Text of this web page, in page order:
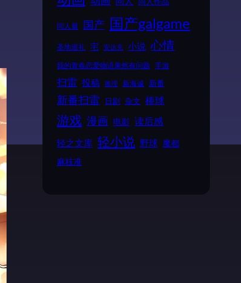
同人展 国产 国产galgame
圣地巡礼 宅 安达充 小说 心情
我的青春恋爱物语果然有问题 手游
扫雷 投稿 推理 新海诚 新番
新番扫雷 日剧 杂文 棒球
游戏 漫画 电影 读后感
轻之文库 轻小说 野球 魔都
麻枝准